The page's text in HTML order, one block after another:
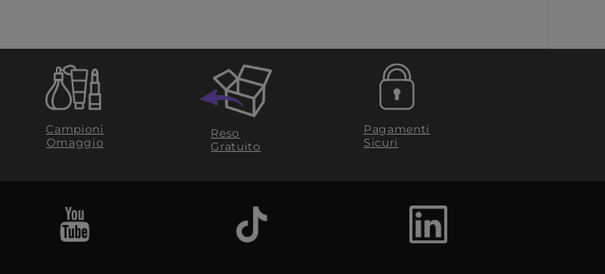
Campioni
Omaggio
Reso
Gratuito
Pagamenti
Sicuri